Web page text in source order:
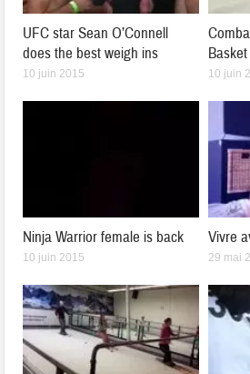
UFC star Sean O’Connell
does the best weigh ins
10 juin 2015
Basket
10 juin
Ninja Warrior female is back
10 juin 2015
Vivre
29 mai